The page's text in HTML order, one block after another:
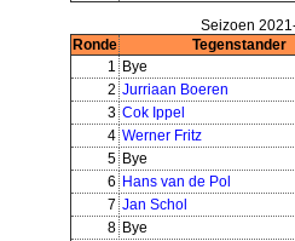
Seizoen
Ronde
Tegenstander
1 Bye
2 Jurriaan Boeren
3 Cok Ippel
4 Werner Fritz
5 Bye
6 Hans van de Pol
7 Jan Schol
8 Bye